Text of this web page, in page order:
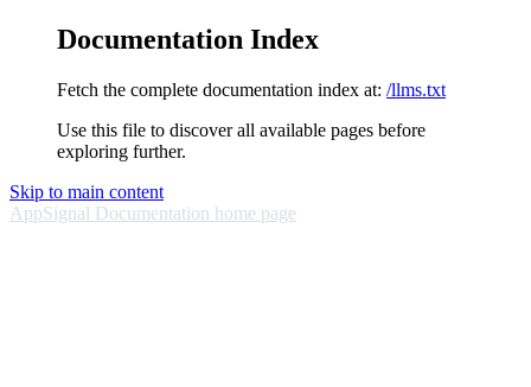
Documentation Index
Fetch the complete documentation index at: /llms.txt
Use this file to discover all available pages before
exploring further.
Skip to main content
AppSignal Documentation home page